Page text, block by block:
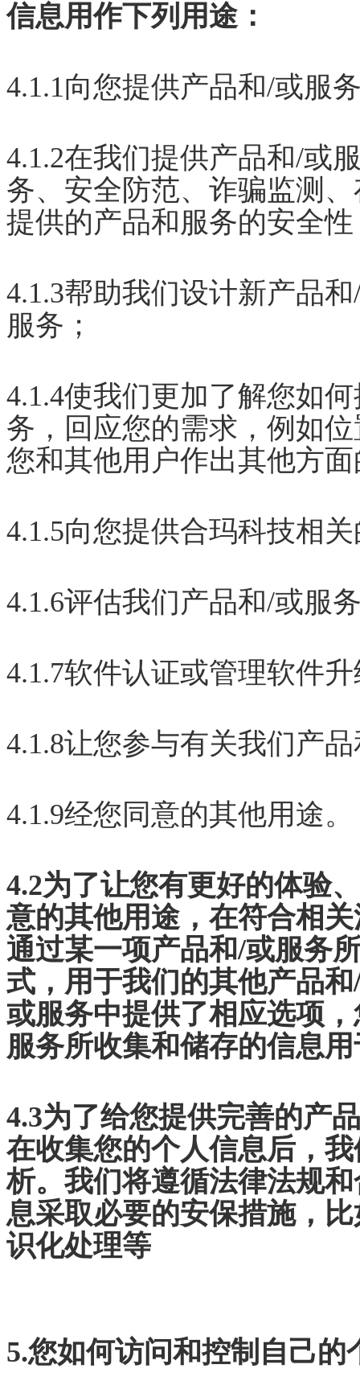
信息用作下列用途：
4.1.1向您提供产品和/或服
4.1.2在我们提供产品和/或
务、安全防范、诈骗监测
提供的产品和服务的安全性
4.1.3帮助我们设计新产品
服务；
4.1.4使我们更加了解您如
务，回应您的需求，例如
您和其他用户作出其他方
4.1.5向您提供合玛科技相
4.1.6评估我们产品和/或服
4.1.7软件认证或管理软件
4.1.8让您参与有关我们产
4.1.9经您同意的其他用途。
4.2为了让您有更好的体验
意的其他用途，在符合相
通过某一项产品和/或服务
式，用于我们的其他产品
或服务中提供了相应选项
服务所收集和储存的信息
4.3为了给您提供完善的产
在收集您的个人信息后，
析。我们将遵循法律法规
息采取必要的安保措施，
识化处理等
5.您如何访问和控制自己的